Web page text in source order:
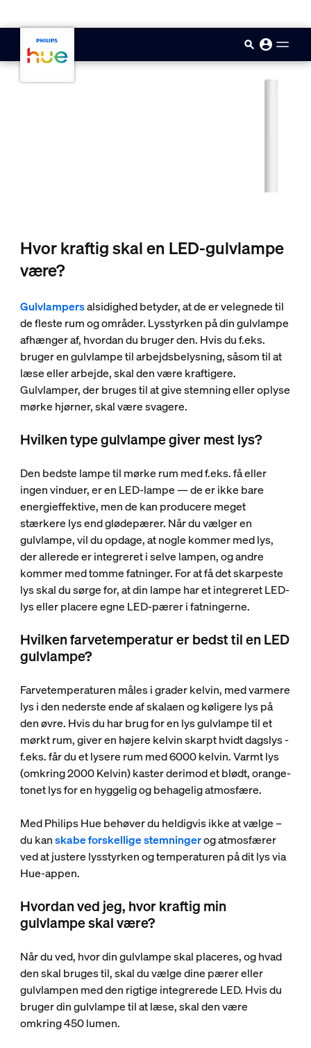
Hvor kraftig skal en LED-gulvlampe
være?
Gulvlampersalsidighed betyder, at de er velegnede til
de fleste rum og områder. Lysstyrken på din gulvlampe
afhænger af, hvordan du bruger den. Hvis du f.eks.
bruger en gulvlampe til arbejdsbelysning, såsom til at
læse eller arbejde, skal den være kraftigere.
Gulvlamper, der bruges til at give stemning eller oplyse
mørke hjørner, skal være svagere.
Hvilken type gulvlampe giver mest lys?
Den bedste lampe til mørke rum med f.eks. få eller
ingen vinduer, er en LED-lampe — de er ikke bare
energieffektive, men de kan producere meget
stærkere lys end glødepærer. Når du vælger en
gulvlampe, vil du opdage, at nogle kommer med lys,
der allerede er integreret i selve lampen, og andre
kommer med tomme fatninger. For at få det skarpeste
lys skal du sørge for, at din lampe har et integreret LED-
lys eller placere egne LED-pærer i fatningerne.
Hvilken farvetemperatur er bedst til en LED
gulvlampe?
Farvetemperaturen måles i grader kelvin, med varmere
lys i den nederste ende af skalaen og køligere lys på
den øvre. Hvis du har brug for en lys gulvlampe til et
mørkt rum, giver en højere kelvin skarpt hvidt dagslys -
f.eks. får du et lysere rum med 6000 kelvin. Varmt lys
(omkring 2000 Kelvin) kaster derimod et blødt, orange-
tonet lys for en hyggelig og behagelig atmosfære.
Med Philips Hue behøver du heldigvis ikke at vælge –
du kanskabe forskellige stemningerog atmosfærer
ved at justere lysstyrken og temperaturen på dit lys via
Hue-appen.
Hvordan ved jeg, hvor kraftig min
gulvlampe skal være?
Når du ved, hvor din gulvlampe skal placeres, og hvad
den skal bruges til, skal du vælge dine pærer eller
gulvlampen med den rigtige integrerede LED. Hvis du
bruger din gulvlampe til at læse, skal den være
omkring 450 lumen.